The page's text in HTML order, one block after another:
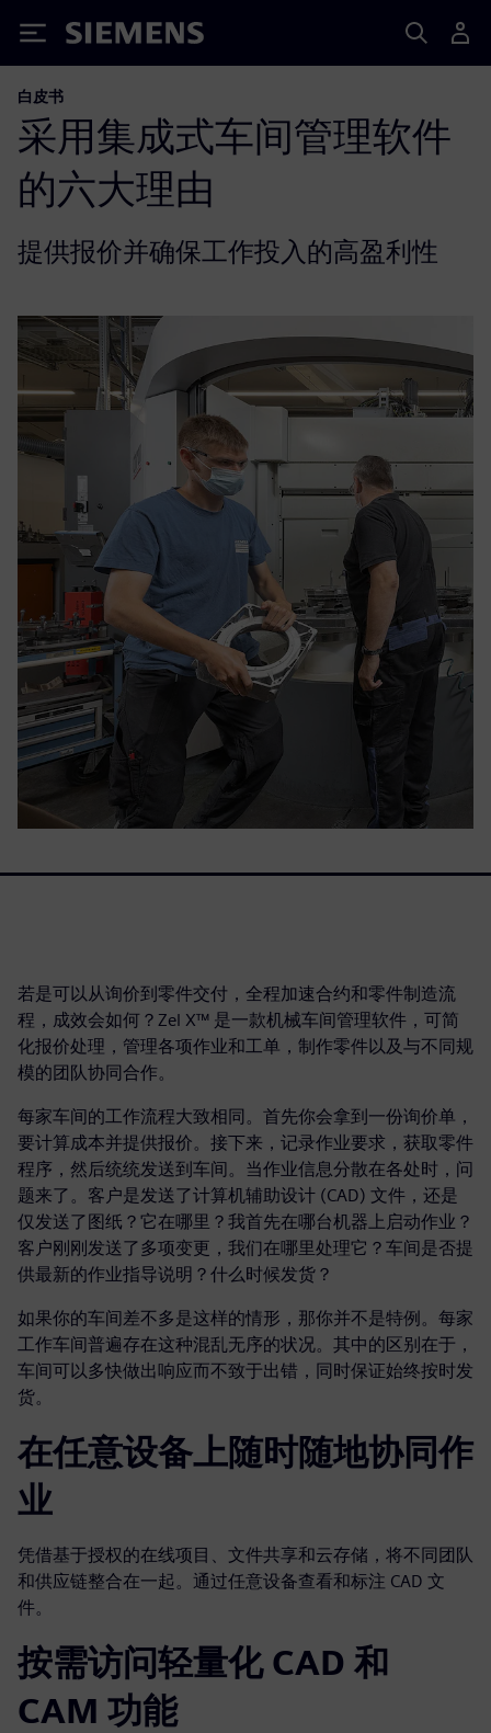
Siemens
白皮书
采用集成式车间管理软件
的六大理由
提供报价并确保工作投入的高盈利性
若是可以从询价到零件交付，全程加速合约和零件制造流
程，成效会如何？Zel X™ 是一款机械车间管理软件，可简
化报价处理，管理各项作业和工单，制作零件以及与不同规
模的团队协同合作。
每家车间的工作流程大致相同。首先你会拿到一份询价单，
要计算成本并提供报价。接下来，记录作业要求，获取零件
程序，然后统统发送到车间。当作业信息分散在各处时，问
题来了。客户是发送了计算机辅助设计 (CAD) 文件，还是
仅发送了图纸？它在哪里？我首先在哪台机器上启动作业？
客户刚刚发送了多项变更，我们在哪里处理它？车间是否提
供最新的作业指导说明？什么时候发货？
如果你的车间差不多是这样的情形，那你并不是特例。每家
工作车间普遍存在这种混乱无序的状况。其中的区别在于，
车间可以多快做出响应而不致于出错，同时保证始终按时发
货。
在任意设备上随时随地协同作
业
凭借基于授权的在线项目、文件共享和云存储，将不同团队
和供应链整合在一起。通过任意设备查看和标注 CAD 文
件。
按需访问轻量化 CAD 和
CAM 功能